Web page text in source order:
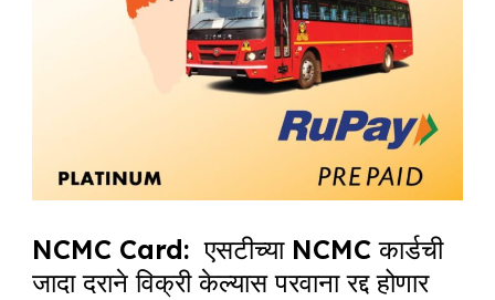
NCMC Card: एसटीच्या NCMC कार्डची
जादा दराने विक्री केल्यास परवाना रद्द होणार